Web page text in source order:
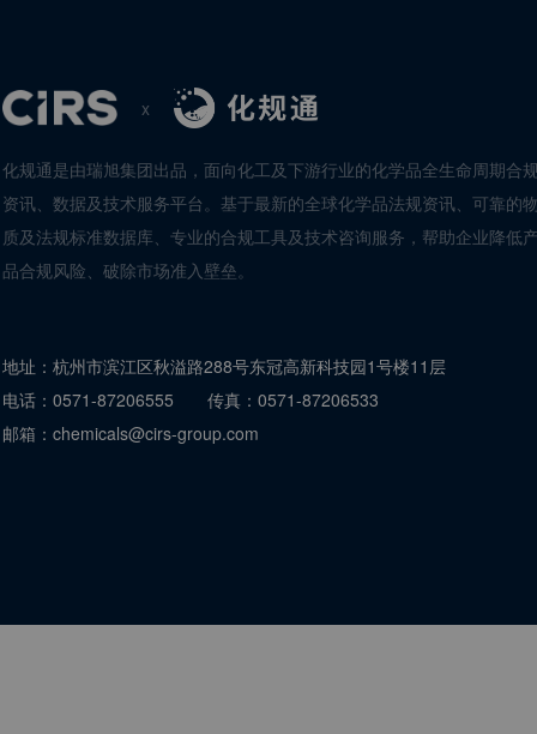
x
化规通是由瑞旭集团出品，面向化工及下游行业的化学品全生命周期合
资讯、数据及技术服务平台。基于最新的全球化学品法规资讯、可靠的
质及法规标准数据库、专业的合规工具及技术咨询服务，帮助企业降低
品合规风险、破除市场准入壁垒。
地址： 杭州市滨江区秋溢路288号东冠高新科技园1号楼11层
电话： 0571-87206555 传真： 0571-87206533
邮箱： chemicals@cirs-group.com